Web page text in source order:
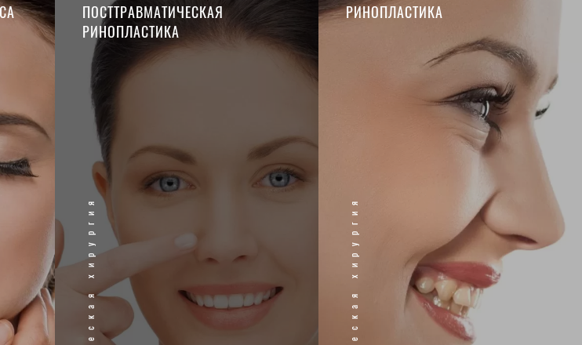
ПОСТТРАВМАТИЧЕСКАЯ
РИНОПЛАСТИКА
РИНОПЛАСТИКА